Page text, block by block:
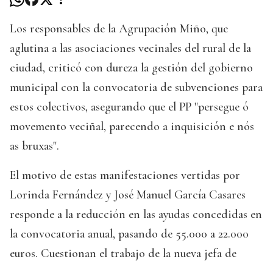
Los responsables de la Agrupación Miño, que
aglutina a las asociaciones vecinales del rural de la
ciudad, criticó con dureza la gestión del gobierno
municipal con la convocatoria de subvenciones para
estos colectivos, asegurando que el PP "persegue ó
movemento veciñal, parecendo a inquisición e nós
as bruxas".
El motivo de estas manifestaciones vertidas por
Lorinda Fernández y José Manuel García Casares
responde a la reducción en las ayudas concedidas en
la convocatoria anual, pasando de 55.000 a 22.000
euros. Cuestionan el trabajo de la nueva jefa de